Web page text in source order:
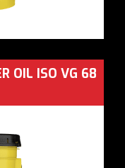
OIL ISO VG 68